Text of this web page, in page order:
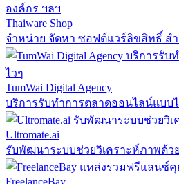
Thaiware Shop
จำหน่าย จัดหา ซอฟต์แวร์ลิขสิทธิ์ ส
TumWai Digital Agency
บริการรับทำการตลาดออนไลน์แบบ
Ultromate.ai
รับพัฒนาระบบช่วยวิเคราะห์ภาพด้ว